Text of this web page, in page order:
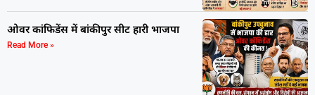
ओवर कांफिडेंस में बांकीपुर सीट हारी भाजपा
Read More »